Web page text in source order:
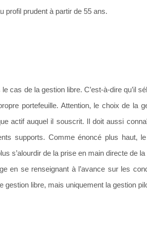
profil prudent à partir de 55 ans.
cas de la gestion libre. C’est-à-dire qu’il
portefeuille. Attention, le choix de la
actif auquel il souscrit. Il doit aussi
supports. Comme énoncé plus haut,
s’alourdir de la prise en main directe de
en se renseignant à l’avance sur les
gestion libre, mais uniquement la gestion